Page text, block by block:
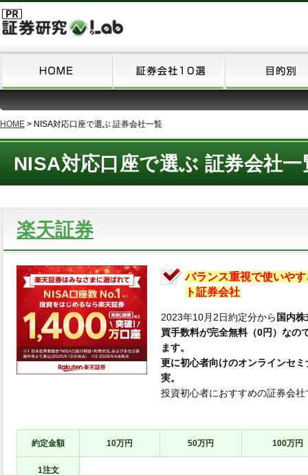
HOME > NISA対応口座で選ぶ 証券会社一覧
NISA対応口座で選ぶ 証券会社一
楽天証券
バランス重視で使いや
ト証券会社
2023年10月2日約定分から 国内
買手数料が完全無料（0円）なの
ます。
更に初心者向けのオンラインセ
実。
投資初心者におすすめの証券会社
約定金額 10万円 50万円 100万円
1注文